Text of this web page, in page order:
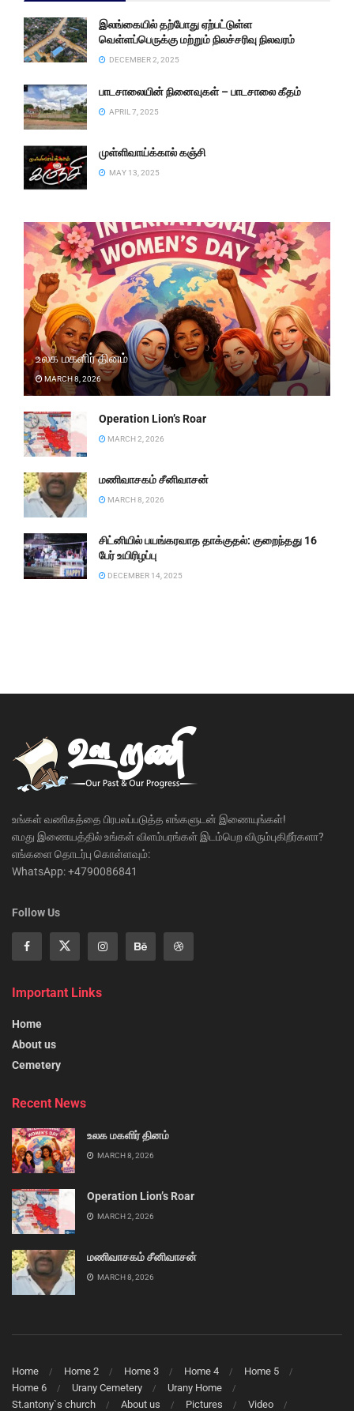
இலங்கையில் தற்போது ஏற்பட்டுள்ள
வெள்ளப்பெருக்கு மற்றும் நிலச்சரிவு நிலவரம்
DECEMBER 2, 2025
பாடசாலையின் நினைவுகள் – பாடசாலை கீதம்
APRIL 7, 2025
முள்ளிவாய்க்கால் கஞ்சி
MAY 13, 2025
உலக மகளிர் தினம்
MARCH 8, 2026
Operation Lion’s Roar
MARCH 2, 2026
மணிவாசகம் சீனிவாசன்
MARCH 8, 2026
சிட்னியில் பயங்கரவாத தாக்குதல்: குறைந்தது 16
பேர் உயிரிழப்பு
DECEMBER 14, 2025
உங்கள் வணிகத்தை பிரபலப்படுத்த எங்களுடன் இணையுங்கள்!
எமது இணையத்தில் உங்கள் விளம்பரங்கள் இடம்பெற விரும்புகிறீர்களா?
எங்களை தொடர்பு கொள்ளவும்:
WhatsApp: +4790086841
Follow Us
Important Links
Home
About us
Cemetery
Recent News
உலக மகளிர் தினம்
MARCH 8, 2026
Operation Lion’s Roar
MARCH 2, 2026
மணிவாசகம் சீனிவாசன்
MARCH 8, 2026
Home Home 2 Home 3 Home 4
Home 5
Home 6
Urany Cemetery
Urany Home
St.antony`s church
About us Pictures Video